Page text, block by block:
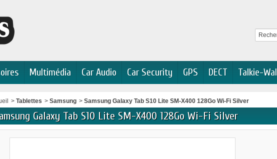
Multimédia Car Audio Car Security GPS DECT Talkie-
> Tablettes > Samsung > Samsung Galaxy Tab S10 Lite SM-X400 128Go Wi-Fi Silver
Galaxy Tab S10 Lite SM-X400 128Go Wi-Fi Silver